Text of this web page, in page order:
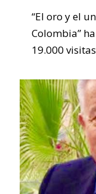
“El oro y el
Colombia”
19.000 visitas